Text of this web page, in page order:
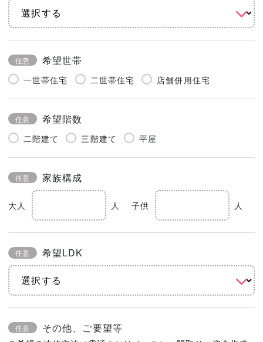
任意 希望世帯
一世帯住宅 二世帯住宅 店舗併用住宅
任意 希望階数
二階建て 三階建て 平屋
任意 家族構成
大人 人 子供 人
任意 希望LDK
任意 その他、ご要望等